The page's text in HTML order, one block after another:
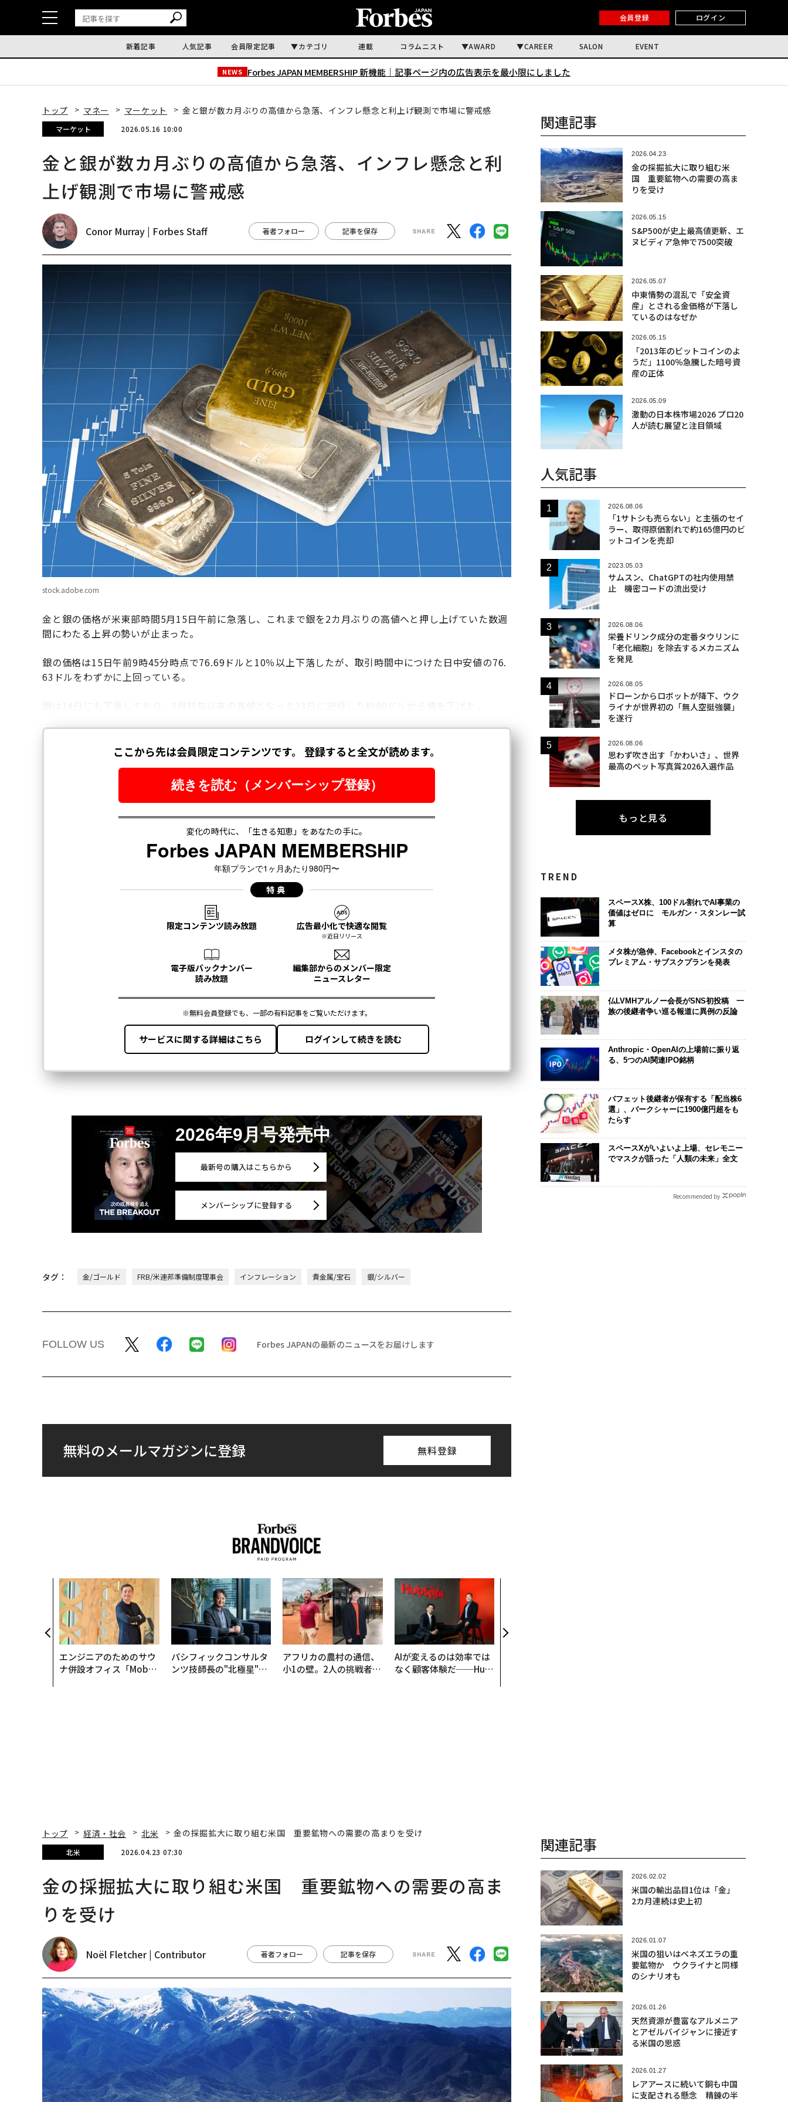
会員登録 ログイン
新着記事 人気記事 会員限定記事 カテゴリ 連載 コラムニスト AWARD CAREER SALON EVENT
NEWS Forbes JAPAN MEMBERSHIP 新機能｜ 記事ページ内の広告表示を最小限にしました
トップ マネー マーケット 金と銀が数カ月ぶりの高値から急落、インフレ懸念と利上げ観測で市場に警戒感
マーケット 2026.05.16 10:00
金と銀が数カ月ぶりの高値から急落、インフレ懸念と利
上げ観測で市場に警戒感
Conor Murray | Forbes Staff 著者フォロー 記事を保存
stock.adobe.com
金と銀の価格が米東部時間5月15日午前に急落し、これまで銀を2カ月ぶりの高値へと押し上げていた数週
間にわたる上昇の勢いが止まった。
銀の価格は15日午前9時45分時点で76.69ドルと10％以上下落したが、取引時間中につけた日中安値の76.
63ドルをわずかに上回っている。
銀は14日にも下落しており、3月初旬以来の高値となった13日に記録した約90ドルから値を下げた。
2026年9月号発売中
最新号の購入はこちらから
メンバーシップに登録する
タグ： 金/ゴールド FRB/米連邦準備制度理事会 インフレーション 貴金属/宝石 銀/シルバー
FOLLOW US Forbes JAPANの最新のニュースをお届けします
無料のメールマガジンに登録 無料登録
エンジニアのためのサウ
ナ併設オフィス「Mobiu
パシフィックコンサルタ
ンツ技師長の"北極星"。
アフリカの農村の通信、
小1の壁。2人の挑戦者が
AIが変えるのは効率では
なく顧客体験だ──Hub
関連記事
2026.04.23
金の採掘拡大に取り組む米
国 重要鉱物への需要の高ま
りを受け
2026.05.15
S&P500が史上最高値更新、エ
ヌビディア急伸で7500突破
2026.05.07
中東情勢の混乱で「安全資
産」とされる金価格が下落し
ているのはなぜか
2026.05.15
「2013年のビットコインのよ
うだ」1100％急騰した暗号資
産の正体
2026.05.09
激動の日本株市場2026 プロ20
人が読む展望と注目領域
人気記事
2026.08.06
「1サトシも売らない」と主張のセイ
ラー、取得原価割れで約165億円のビ
ットコインを売却
2023.05.03
サムスン、ChatGPTの社内使用禁
止 機密コードの流出受け
2026.08.06
栄養ドリンク成分の定番タウリンに
「老化細胞」を除去するメカニズム
を発見
2026.08.05
ドローンからロボットが降下、ウク
ライナが世界初の「無人空挺強襲」
を遂行
2026.08.06
思わず吹き出す「かわいさ」、世界
最高のペット写真賞2026入選作品
もっと見る
TREND
スペースX株、100ドル割れでAI事業の
価値はゼロに モルガン・スタンレー試
算
メタ株が急伸、Facebookとインスタの
プレミアム・サブスクプランを発表
仏LVMHアルノー会長がSNS初投稿 一
族の後継者争い巡る報道に異例の反論
Anthropic・OpenAIの上場前に振り返
る、5つのAI関連IPO銘柄
バフェット後継者が保有する「配当株6
選」、バークシャーに1900億円超をも
たらす
スペースXがいよいよ上場、セレモニー
でマスクが語った「人類の未来」全文
Recommended by
トップ 経済・社会 北米 金の採掘拡大に取り組む米国 重要鉱物への需要の高まりを受け
北米 2026.04.23 07:30
金の採掘拡大に取り組む米国 重要鉱物への需要の高ま
りを受け
Noël Fletcher | Contributor 著者フォロー 記事を保存
関連記事
2026.02.02
米国の輸出品目1位は「金」
2カ月連続は史上初
2026.01.07
米国の狙いはベネズエラの重
要鉱物か ウクライナと同様
のシナリオも
2026.01.26
天然資源が豊富なアルメニア
とアゼルバイジャンに接近す
る米国の思惑
2026.01.27
レアアースに続いて銅も中国
に支配される懸念 精錬の半